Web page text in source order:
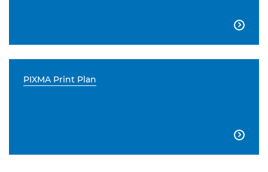

PIXMA Print Plan
